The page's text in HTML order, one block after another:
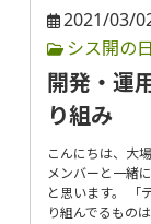
2021/03/
シス開の
開発・運
り組み
こんにちは、大
メンバーと一緒
と思います。 「
り組んでるもの